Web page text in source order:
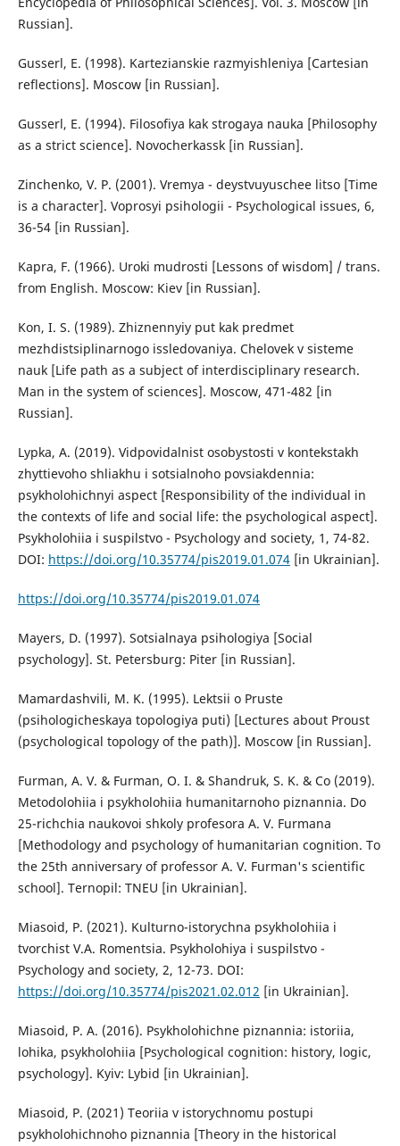
Russian].
Gusserl, E. (1998). Kartezianskie razmyishleniya [Cartesian
reflections]. Moscow [in Russian].
Gusserl, E. (1994). Filosofiya kak strogaya nauka [Philosophy
as a strict science]. Novocherkassk [in Russian].
Zinchenko, V. P. (2001). Vremya - deystvuyuschee litso [Time
is a character]. Voprosyi psihologii - Psychological issues, 6,
36-54 [in Russian].
Kapra, F. (1966). Uroki mudrosti [Lessons of wisdom] / trans.
from English. Moscow: Kiev [in Russian].
Kon, I. S. (1989). Zhiznennyiy put kak predmet
mezhdistsiplinarnogo issledovaniya. Chelovek v sisteme
nauk [Life path as a subject of interdisciplinary research.
Man in the system of sciences]. Moscow, 471-482 [in
Russian].
Lypka, A. (2019). Vidpovidalnist osobystosti v kontekstakh
zhyttievoho shliakhu i sotsialnoho povsiakdennia:
psykholohichnyi aspect [Responsibility of the individual in
the contexts of life and social life: the psychological aspect].
Psykholohiia i suspilstvo - Psychology and society, 1, 74-82.
DOI: https://doi.org/10.35774/pis2019.01.074[in Ukrainian].
https://doi.org/10.35774/pis2019.01.074
Mayers, D. (1997). Sotsialnaya psihologiya [Social
psychology]. St. Petersburg: Piter [in Russian].
Mamardashvili, M. K. (1995). Lektsii o Pruste
(psihologicheskaya topologiya puti) [Lectures about Proust
(psychological topology of the path)]. Moscow [in Russian].
Furman, A. V. & Furman, O. I. & Shandruk, S. K. & Co (2019).
Metodolohiia i psykholohiia humanitarnoho piznannia. Do
25-richchia naukovoi shkoly profesora A. V. Furmana
[Methodology and psychology of humanitarian cognition. To
the 25th anniversary of professor A. V. Furman's scientific
school]. Ternopil: TNEU [in Ukrainian].
Miasoid, P. (2021). Kulturno-istorychna psykholohiia i
tvorchist V.A. Romentsia. Psykholohiya i suspilstvo -
Psychology and society, 2, 12-73. DOI:
https://doi.org/10.35774/pis2021.02.012 [in Ukrainian].
Miasoid, P. A. (2016). Psykholohichne piznannia: istoriia,
lohika, psykholohiia [Psychological cognition: history, logic,
psychology]. Kyiv: Lybid [in Ukrainian].
Miasoid, P. (2021) Teoriia v istorychnomu postupi
psykholohichnoho piznannia [Theory in the historical